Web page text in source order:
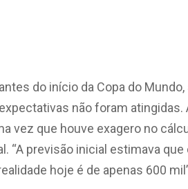
do início da Copa do
não foram
vez que houve exagero no
“A previsão inicial estimava
hoje é de apenas 600